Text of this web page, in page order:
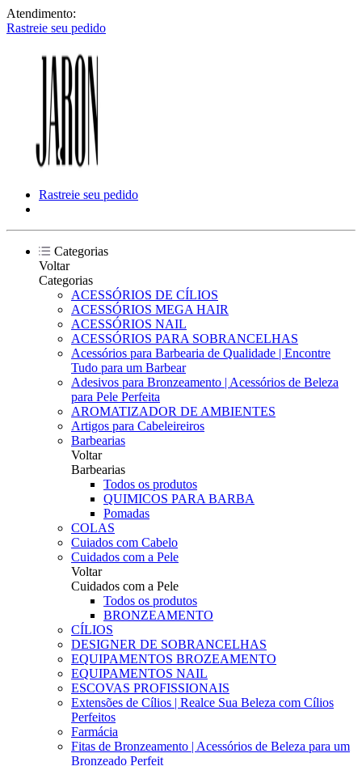
Atendimento:
Rastreie seu pedido
Rastreie seu pedido
Categorias
Voltar
Categorias
ACESSÓRIOS DE CÍLIOS
ACESSÓRIOS MEGA HAIR
ACESSÓRIOS NAIL
ACESSÓRIOS PARA SOBRANCELHAS
Acessórios para Barbearia de Qualidade | Encontre
Tudo para um Barbear
Adesivos para Bronzeamento | Acessórios de Beleza
para Pele Perfeita
AROMATIZADOR DE AMBIENTES
Artigos para Cabeleireiros
Barbearias
Voltar
Barbearias
Todos os produtos
QUIMICOS PARA BARBA
Pomadas
COLAS
Cuiados com Cabelo
Cuidados com a Pele
Voltar
Cuidados com a Pele
Todos os produtos
BRONZEAMENTO
CÍLIOS
DESIGNER DE SOBRANCELHAS
EQUIPAMENTOS BROZEAMENTO
EQUIPAMENTOS NAIL
ESCOVAS PROFISSIONAIS
Extensões de Cílios | Realce Sua Beleza com Cílios
Perfeitos
Farmácia
Fitas de Bronzeamento | Acessórios de Beleza para um
Bronzeado Perfeit